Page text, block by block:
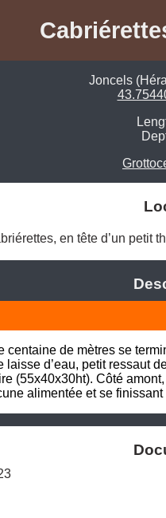
Joncels
en tête d’un petit
centaine de mètres se
d’eau, petit ressaut
(55x40x30ht). Côté
alimentée et se finissant